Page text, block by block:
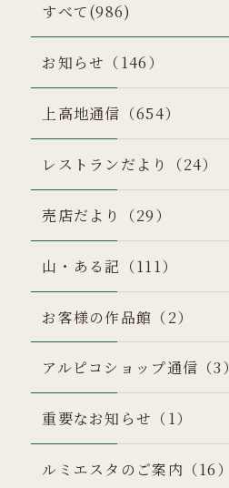
すべて(986)
お知らせ（146）
上高地通信（654）
レストランだより（24）
売店だより（29）
山・ある記（111）
お客様の作品館（2）
アルピコショップ通信（3）
重要なお知らせ（1）
ルミエスタのご案内（16）